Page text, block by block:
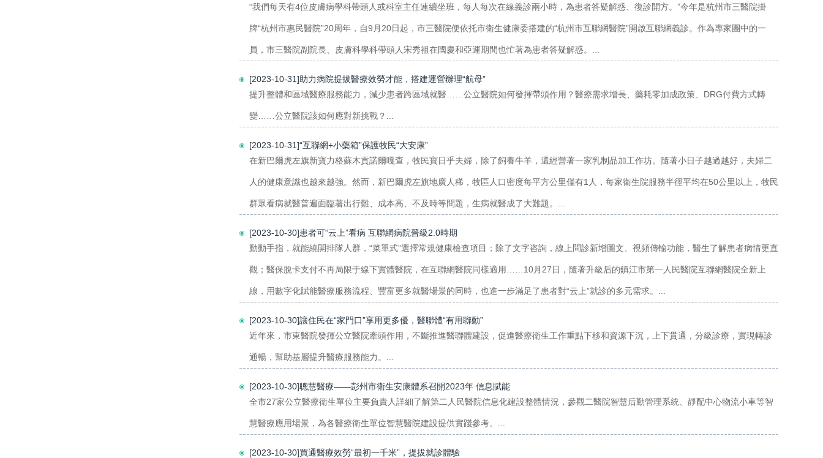
“我們每天有4位皮膚病學科帶頭人或科室主任連續坐班，每人每次在線義診兩小時，為患者答疑解惑、復診開方。”今年是杭州市三醫院掛
牌“杭州市惠民醫院”20周年，自9月20日起，市三醫院便依托市衛生健康委搭建的“杭州市互聯網醫院”開啟互聯網義診。作為專家團中的一
員，市三醫院副院長、皮膚科學科帶頭人宋秀祖在國慶和亞運期間也忙著為患者答疑解惑。...
[2023-10-31]助力病院提拔醫療效勞才能，搭建運營辦理“航母”
提升整體和區域醫療服務能力，減少患者跨區域就醫……公立醫院如何發揮帶頭作用？醫療需求增長、藥耗零加成政策、DRG付費方式轉
變……公立醫院該如何應對新挑戰？...
[2023-10-31]“互聯網+小藥箱”保護牧民“大安康”
在新巴爾虎左旗新寶力格蘇木貢諾爾嘎查，牧民寶日乎夫婦，除了飼養牛羊，還經營著一家乳制品加工作坊。隨著小日子越過越好，夫婦二
人的健康意識也越來越強。然而，新巴爾虎左旗地廣人稀，牧區人口密度每平方公里僅有1人，每家衛生院服務半徑平均在50公里以上，牧民
群眾看病就醫普遍面臨著出行難、成本高、不及時等問題，生病就醫成了大難題。...
[2023-10-30]患者可“云上”看病 互聯網病院晉級2.0時期
動動手指，就能繞開排隊人群，“菜單式”選擇常規健康檢查項目；除了文字咨詢，線上問診新增圖文、視頻傳輸功能，醫生了解患者病情更直
觀；醫保脫卡支付不再局限于線下實體醫院，在互聯網醫院同樣適用……10月27日，隨著升級后的鎮江市第一人民醫院互聯網醫院全新上
線，用數字化賦能醫療服務流程、豐富更多就醫場景的同時，也進一步滿足了患者對“云上”就診的多元需求。...
[2023-10-30]讓住民在“家門口”享用更多優，醫聯體“有用聯動”
近年來，市東醫院發揮公立醫院牽頭作用，不斷推進醫聯體建設，促進醫療衛生工作重點下移和資源下沉，上下貫通，分級診療，實現轉診
通暢，幫助基層提升醫療服務能力。...
[2023-10-30]聰慧醫療——彭州市衛生安康體系召開2023年 信息賦能
全市27家公立醫療衛生單位主要負責人詳細了解第二人民醫院信息化建設整體情況，參觀二醫院智慧后勤管理系統、靜配中心物流小車等智
慧醫療應用場景，為各醫療衛生單位智慧醫院建設提供實踐參考。...
[2023-10-30]買通醫療效勞“最初一千米”，提拔就診體驗